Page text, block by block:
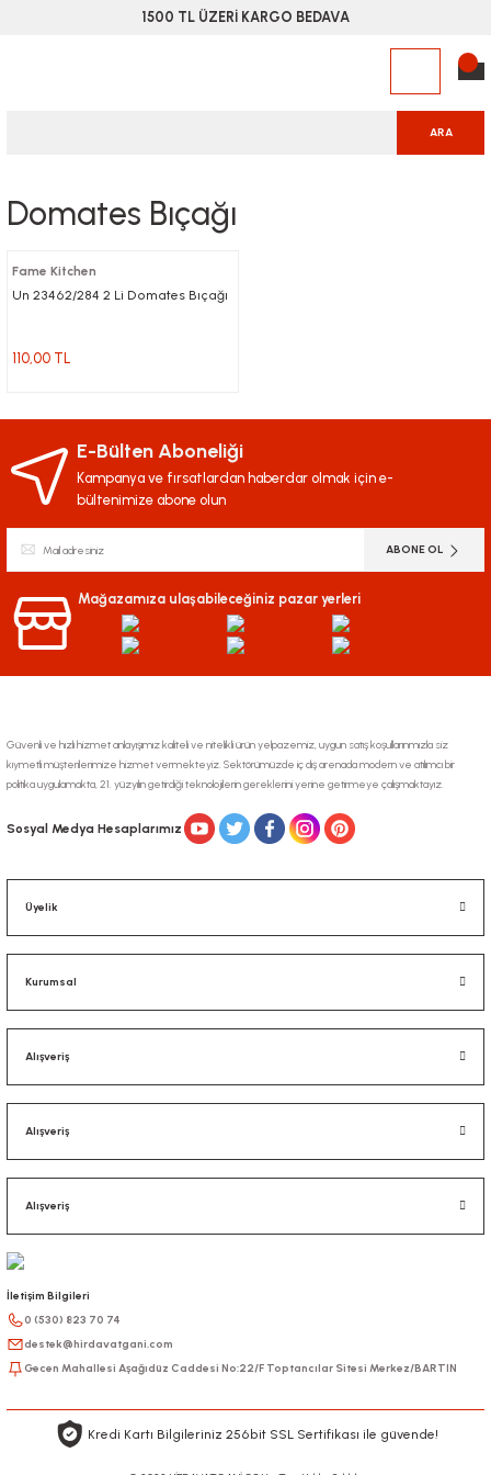
1500 TL ÜZERİ KARGO BEDAVA
ARA
Domates Bıçağı
Fame Kitchen
Un 23462/284 2 Li Domates Bıçağı
110,00 TL
E-Bülten Aboneliği
Kampanya ve fırsatlardan haberdar olmak için e-
bültenimize abone olun
ABONE OL
Mağazamıza ulaşabileceğiniz pazar yerleri
Güvenli ve hızlı hizmet anlayışımız kaliteli ve nitelikli ürün yelpazemiz, uygun satış koşullarınmızla siz
kıymetli müşterilerimize hizmet vermekteyiz. Sektörümüzde iç dış arenada modern ve atılımcı bir
politika uygulamakta, 21. yüzyılın getirdiği teknolojilerin gereklerini yerine getirmeye çalışmaktayız.
Sosyal Medya Hesaplarımız
Üyelik
Kurumsal
Alışveriş
Alışveriş
Alışveriş
İletişim Bilgileri
0 (530) 823 70 74
destek@hirdavatgani.com
Gecen Mahallesi Aşağıdüz Caddesi No:22/F Toptancılar Sitesi Merkez/BARTIN
Kredi Kartı Bilgileriniz 256bit SSL Sertifikası ile güvende!